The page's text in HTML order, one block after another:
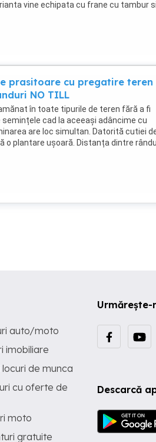
vine echipata cu frane cu tambur si
REVERBERI AR160 Aparatoare noroi
inchiderea lanciilo
prasitoare cu pregatire teren
NO TILL
în toate tipurile de teren fără a fi
cad la aceeași adâncime cu
are loc simultan. Datorită cutiei
o plantare ușoară. Distanța dintre
timp, forță de muncă, combustibil și
de utilizat și puternică! Inproconsa
de semanatoare este creat special la
Urmărește-
Descarcă
auto/moto
imobiliare
locuri de munca
cu oferte de
moto
gratuite